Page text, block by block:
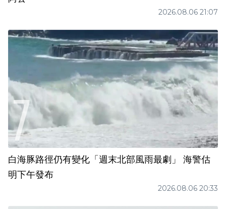
2026.08.06 21:07
白海豚路徑仍有變化「週末北部風雨最劇」 海警估
明下午發布
2026.08.06 20:33